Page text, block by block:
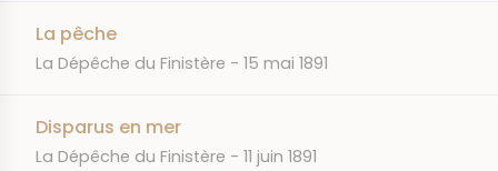
La pêche
JOURNAL
La Dépêche du Finistère DATE
15 mai 1891
Disparus en mer
JOURNAL
La Dépêche du Finistère DATE
11 juin 1891